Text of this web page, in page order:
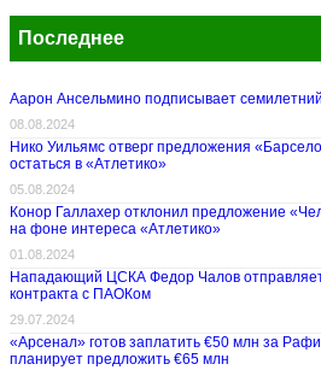
Последнее
Аарон Ансельмино подписывает
08.08.2024
Нико Уильямс отверг предложения
остаться в «Атлетико»
05.08.2024
Конор Галлахер отклонил предложение
на фоне интереса «Атлетико»
01.08.2024
Нападающий ЦСКА Федор Чалов
контракта с ПАОКом
29.07.2024
«Арсенал» готов заплатить €50 млн за
планирует предложить €65 млн